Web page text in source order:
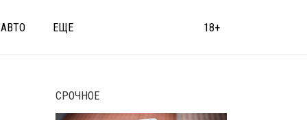
АВТО ЕЩЕ 18+
СРОЧНОЕ